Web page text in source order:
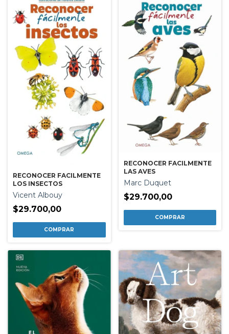
RECONOCER FACILMENTE
LOS INSECTOS
Vicent Albouy
$29.700,00
RECONOCER FACILMENTE
LAS AVES
Marc Duquet
$29.700,00